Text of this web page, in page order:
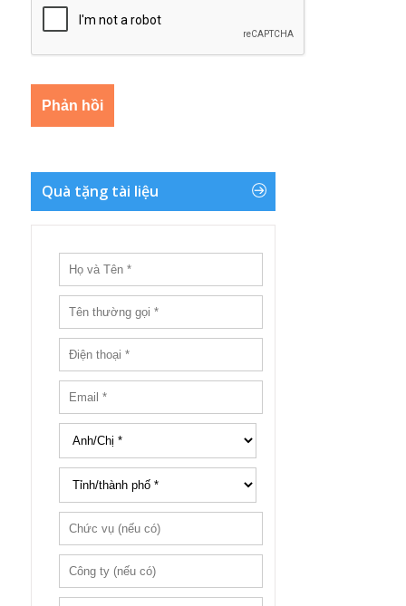
Quà tặng tài liệu